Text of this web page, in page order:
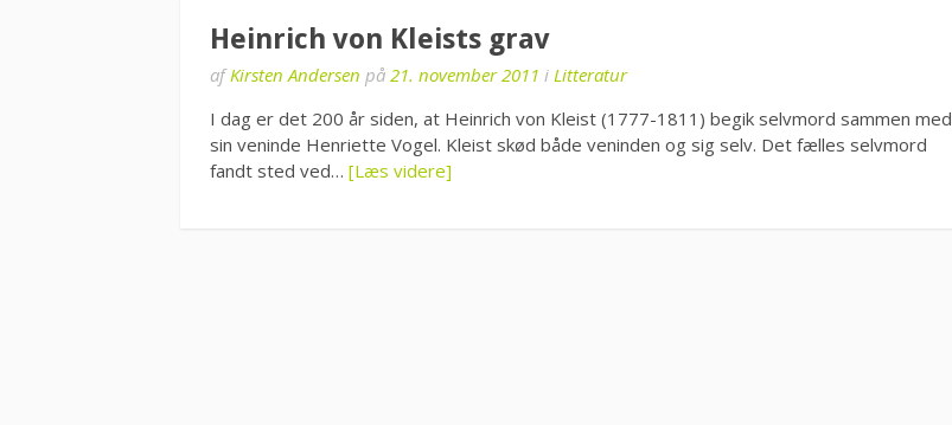
Heinrich von Kleists grav
afKirsten Andersen på 21. november 2011 i Litteratur
I dag er det 200 år siden, at Heinrich von Kleist (1777-1811) begik selvmord sammen med
sin veninde Henriette Vogel. Kleist skød både veninden og sig selv. Det fælles selvmord
fandt sted ved… [Læs videre]